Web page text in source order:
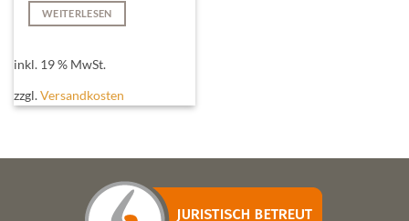
WEITERLESEN
inkl. 19 % MwSt.
zzgl.Versandkosten